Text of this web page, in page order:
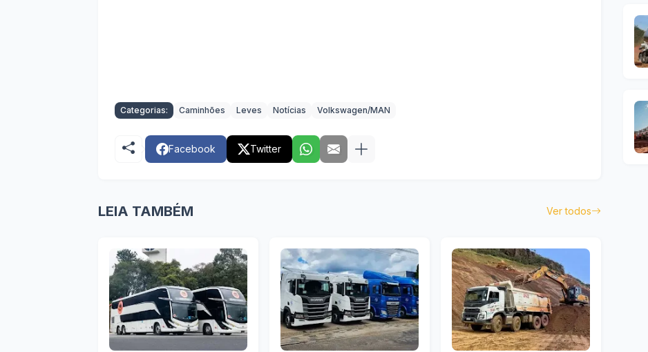
Categorias: Caminhões Leves Notícias Volkswagen/MAN
Facebook Twitter
LEIA TAMBÉM Ver todos